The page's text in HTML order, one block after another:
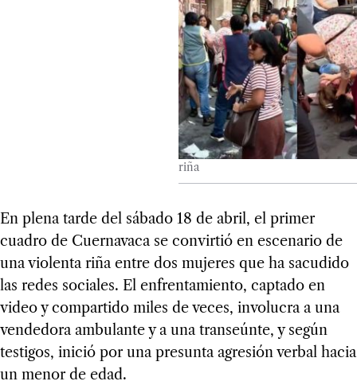
riña
En plena tarde del sábado 18 de abril, el primer
cuadro de Cuernavaca se convirtió en escenario de
una violenta riña entre dos mujeres que ha sacudido
las redes sociales. El enfrentamiento, captado en
video y compartido miles de veces, involucra a una
vendedora ambulante y a una transeúnte, y según
testigos, inició por una presunta agresión verbal hacia
un menor de edad.